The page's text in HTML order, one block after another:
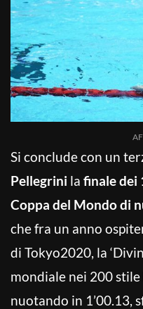
Si conclude con un
Pellegrini la finale dei
Coppa del Mondo di
che fra un anno
di Tokyo2020, la
mondiale nei 200
nuotando in 1’00.13,